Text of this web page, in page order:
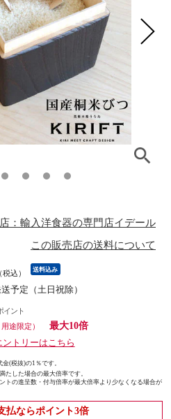
：輸入洋食器の専門店イデール
この販売店の送料について
税込） 送料込み
予定（土日祝除）
用途限定）
最大10倍
トリーはこちら
(税抜)の1％です。
たした場合の最大倍率です。
トの進呈数・付与倍率が最大倍率より少なくなる場合が
払ならポイント3倍